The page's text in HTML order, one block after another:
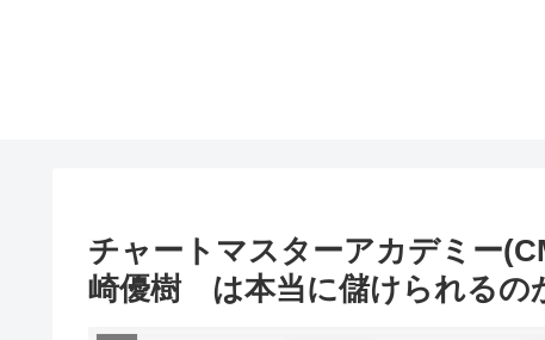
チャートマスターアカデミー
崎優樹 は本当に儲けられるの